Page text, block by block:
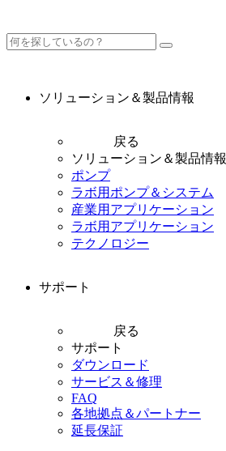
ソリューション＆製品情報
戻る
ソリューション＆製品情報
ポンプ
ラボ用ポンプ＆システム
産業用アプリケーション
ラボ用アプリケーション
テクノロジー
サポート
戻る
サポート
ダウンロード
サービス＆修理
FAQ
各地拠点＆パートナー
延長保証